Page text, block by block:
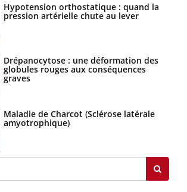
Hypotension orthostatique : quand la
pression artérielle chute au lever
Drépanocytose : une déformation des
globules rouges aux conséquences
graves
Maladie de Charcot (Sclérose latérale
amyotrophique)